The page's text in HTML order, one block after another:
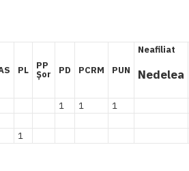
PL PP
Șor PD PCRM PUN
Neafiliat
Nedelea
1 1
1
1